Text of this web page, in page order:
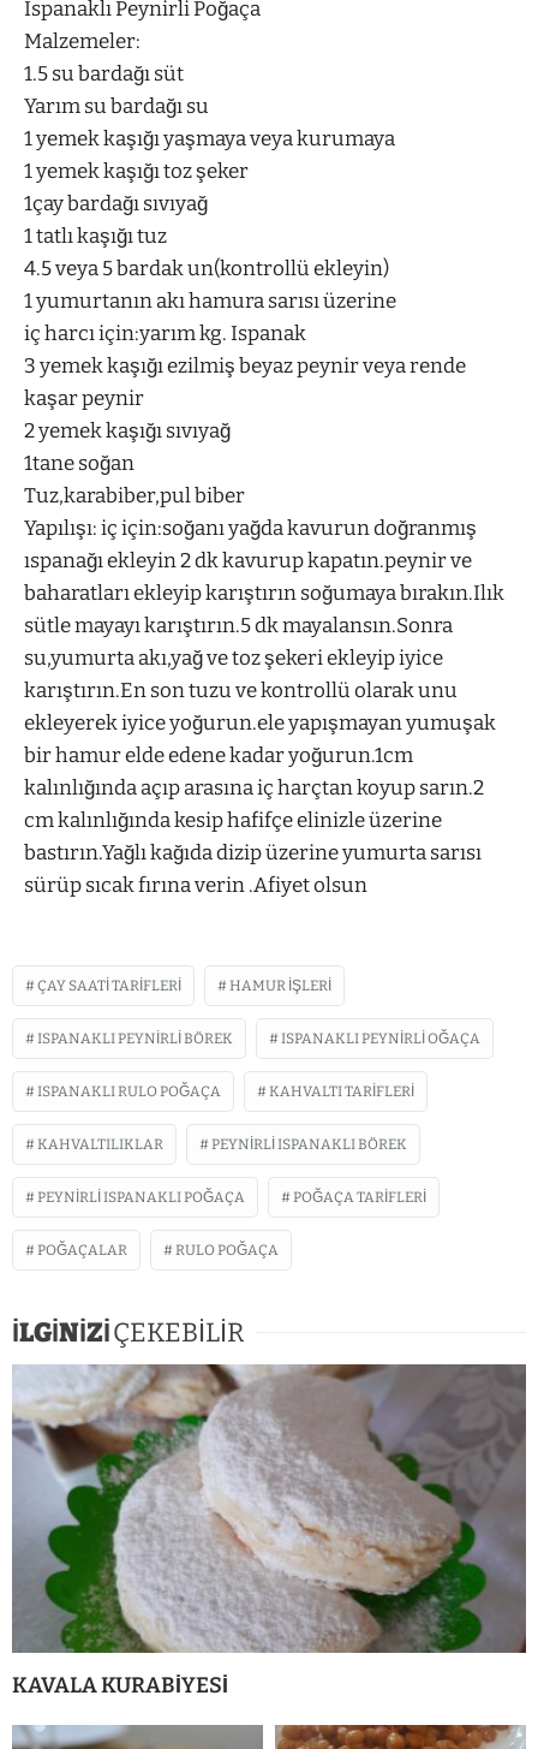
Ispanaklı Peynirli Poğaça
Malzemeler:
1.5 su bardağı süt
Yarım su bardağı su
1 yemek kaşığı yaşmaya veya kurumaya
1 yemek kaşığı toz şeker
1çay bardağı sıvıyağ
1 tatlı kaşığı tuz
4.5 veya 5 bardak un(kontrollü ekleyin)
1 yumurtanın akı hamura sarısı üzerine
iç harcı için:yarım kg. Ispanak
3 yemek kaşığı ezilmiş beyaz peynir veya rende
kaşar peynir
2 yemek kaşığı sıvıyağ
1tane soğan
Tuz,karabiber,pul biber
Yapılışı: iç için:soğanı yağda kavurun doğranmış
ıspanağı ekleyin 2 dk kavurup kapatın.peynir ve
baharatları ekleyip karıştırın soğumaya bırakın.Ilık
sütle mayayı karıştırın.5 dk mayalansın.Sonra
su,yumurta akı,yağ ve toz şekeri ekleyip iyice
karıştırın.En son tuzu ve kontrollü olarak unu
ekleyerek iyice yoğurun.ele yapışmayan yumuşak
bir hamur elde edene kadar yoğurun.1cm
kalınlığında açıp arasına iç harçtan koyup sarın.2
cm kalınlığında kesip hafifçe elinizle üzerine
bastırın.Yağlı kağıda dizip üzerine yumurta sarısı
sürüp sıcak fırına verin .Afiyet olsun
ÇAY SAATI TARIFLERI HAMUR İŞLERI
ISPANAKLI PEYNIRLI BÖREK ISPANAKLI PEYNIRLI OĞAÇA
ISPANAKLI RULO POĞAÇA KAHVALTI TARIFLERI
KAHVALTILIKLAR PEYNİRLİ ISPANAKLI BÖREK
PEYNIRLI ISPANAKLI POĞAÇA POĞAÇA TARIFLERI
POĞAÇALAR RULO POĞAÇA
İLGİNİZİÇEKEBİLİR
KAVALA KURABİYESİ